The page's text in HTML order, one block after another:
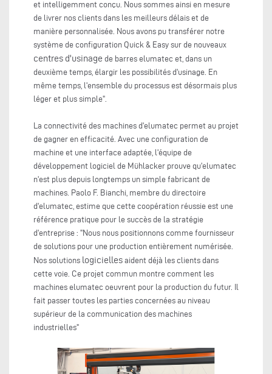
et intelligemment conçu. Nous sommes ainsi en mesure
de livrer nos clients dans les meilleurs délais et de
manière personnalisée. Nous avons pu transférer notre
système de configuration Quick & Easy sur de nouveaux
centres d'usinage de barres elumatec et, dans un
deuxième temps, élargir les possibilités d'usinage. En
même temps, l'ensemble du processus est désormais plus
léger et plus simple".
La connectivité des machines d'elumatec permet au projet
de gagner en efficacité. Avec une configuration de
machine et une interface adaptée, l'équipe de
développement logiciel de Mühlacker prouve qu'elumatec
n'est plus depuis longtemps un simple fabricant de
machines. Paolo F. Bianchi, membre du directoire
d'elumatec, estime que cette coopération réussie est une
référence pratique pour le succès de la stratégie
d'entreprise : "Nous nous positionnons comme fournisseur
de solutions pour une production entièrement numérisée.
Nos solutions logicielles aident déjà les clients dans
cette voie. Ce projet commun montre comment les
machines elumatec oeuvrent pour la production du futur. Il
fait passer toutes les parties concernées au niveau
supérieur de la communication des machines
industrielles"